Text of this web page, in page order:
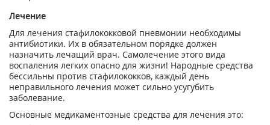
Лечение
Для лечения стафилококковой пневмонии необходимы
антибиотики. Их в обязательном порядке должен
назначить лечащий врач. Самолечение этого вида
воспаления легких опасно для жизни! Народные средства
бессильны против стафилококков, каждый день
неправильного лечения может сильно усугубить
заболевание.
Основные медикаментозные средства для лечения это: